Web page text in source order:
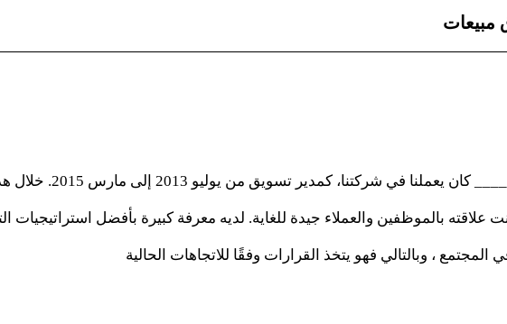
تسويق من يوليو 2013 إلى مارس 2015. خلال هذا الوقت، قام بأداء واجباته على أكمل وجه.
بالموظفين والعملاء جيدة للغاية. لديه معرفة كبيرة بأفضل
المجتمع ، وبالتالي فهو يتخذ القرارات وفقًا للاتجاهات الحالية